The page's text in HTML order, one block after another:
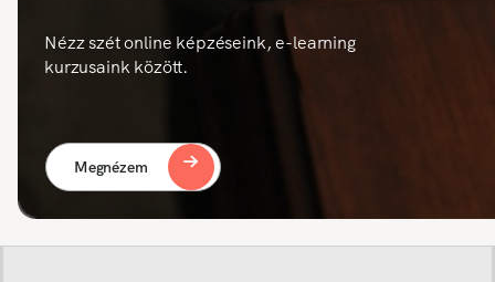
Nézz szét online képzéseink, e-learning
kurzusaink között.
Megnézem